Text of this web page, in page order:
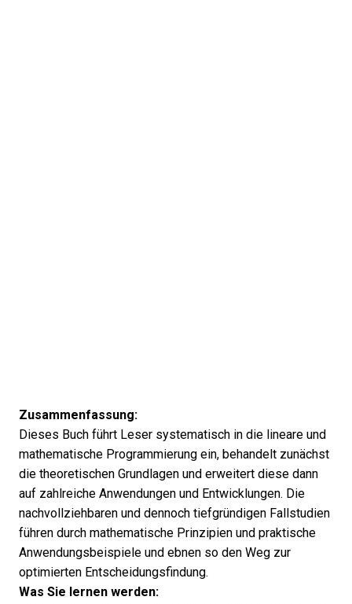
Zusammenfassung:
Dieses Buch führt Leser systematisch in die lineare und
mathematische Programmierung ein, behandelt zunächst
die theoretischen Grundlagen und erweitert diese dann
auf zahlreiche Anwendungen und Entwicklungen. Die
nachvollziehbaren und dennoch tiefgründigen Fallstudien
führen durch mathematische Prinzipien und praktische
Anwendungsbeispiele und ebnen so den Weg zur
optimierten Entscheidungsfindung.
Was Sie lernen werden: